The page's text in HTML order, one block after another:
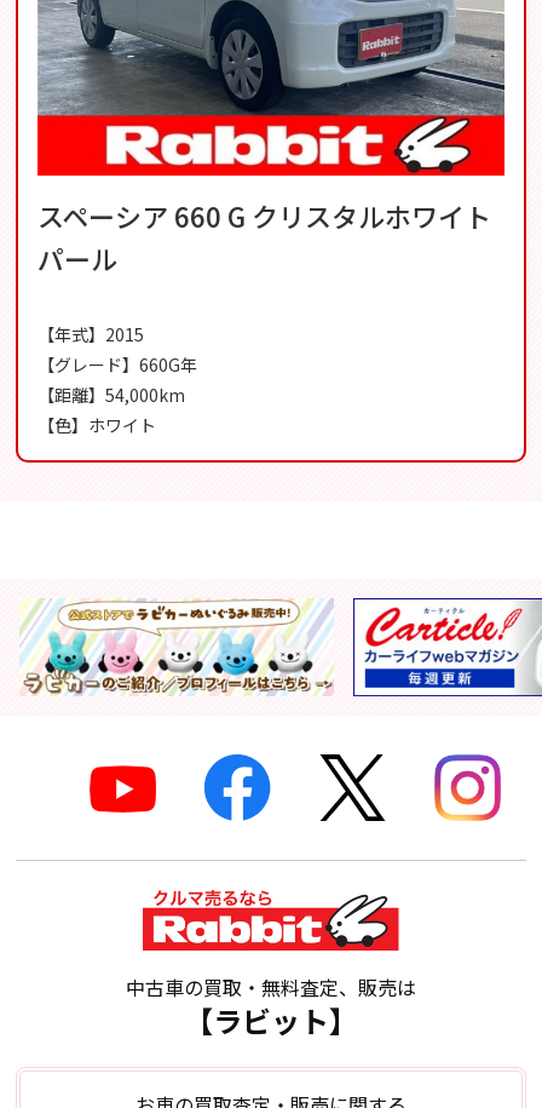
スペーシア 660 G クリスタルホワイト
パール
【年式】2015
【グレード】660G年
【距離】54,000km
【色】ホワイト
中古車の買取・無料査定、販売は
【ラビット】